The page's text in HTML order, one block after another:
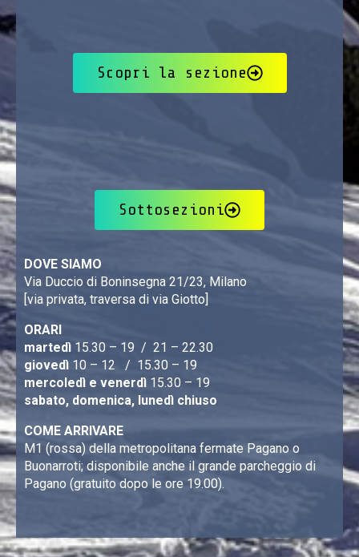
Scopri la sezione
Sottosezioni
DOVE SIAMO
Via Duccio di Boninsegna 21/23, Milano
[via privata, traversa di via Giotto]
ORARI
martedì 15.30 – 19 / 21 – 22.30
giovedì 10 – 12 / 15.30 – 19
mercoledì e venerdì 15.30 – 19
sabato, domenica, lunedì chiuso
COME ARRIVARE
M1 (rossa) della metropolitana fermate Pagano o
Buonarroti; disponibile anche il grande parcheggio di
Pagano (gratuito dopo le ore 19.00).